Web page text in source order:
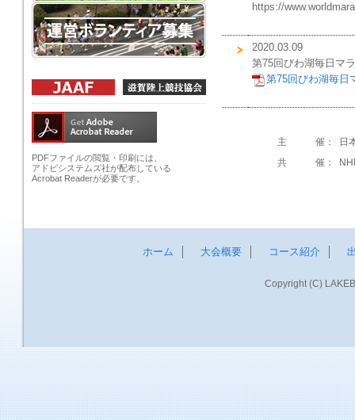
PDFファイルの閲覧・印刷には、
アドビシステムズ社が配布している
Acrobat Readerが必要です。
https://
2020.03.09
第75回びわ湖毎日マ
第75回びわ湖毎日
主 催：
日
共 催：
ホーム 大会概要 コース紹介
Copyright (C)